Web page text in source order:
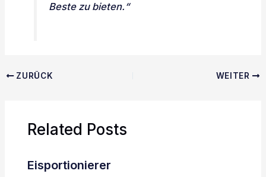
Beste zu bieten.“
ZURÜCK WEITER
Related Posts
Eisportionierer